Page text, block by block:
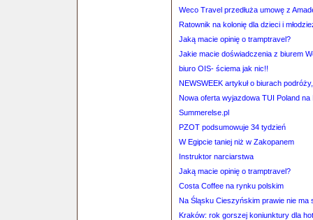
Weco Travel przedłuża umowę z
Ratownik na kolonię dla dzieci i
Jaką macie opinię o tramptravel?
Jakie macie doświadczenia z biurem
biuro OIS- ściema jak nic!!
NEWSWEEK artykuł o biurach
Nowa oferta wyjazdowa TUI Poland na
Summerelse.pl
PZOT podsumowuje 34 tydzień
W Egipcie taniej niż w Zakopanem
Instruktor narciarstwa
Jaką macie opinię o tramptravel?
Costa Coffee na rynku polskim
Na Śląsku Cieszyńskim prawie nie ma
Kraków: rok gorszej koniunktury dla